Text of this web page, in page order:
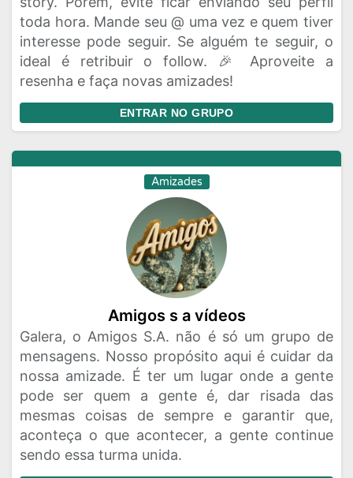
toda hora. Mande seu @ uma vez e quem tiver
interesse pode seguir. Se alguém te seguir, o
ideal é retribuir o follow. 🎉 Aproveite a
resenha e faça novas amizades!
ENTRAR NO GRUPO
Amizades
Amigos s a vídeos
Galera, o Amigos S.A. não é só um grupo de
mensagens. Nosso propósito aqui é cuidar da
nossa amizade. É ter um lugar onde a gente
pode ser quem a gente é, dar risada das
mesmas coisas de sempre e garantir que,
aconteça o que acontecer, a gente continue
sendo essa turma unida.